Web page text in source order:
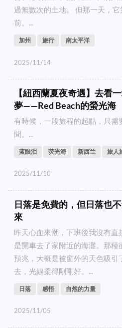
過無數次的土地。 但那一天，
前。...
加州 旅行 南太平洋
2025/11/14
【紐西蘭夏夜奇遇】去看
夢——Red Beach的螢光海
有時候，一段旅程的起點，只需
聞。...
蓝眼泪 荧光海 新西兰 旅人
2025/11/10
日落是免費的，但日落也
來
昨天心血來潮，下班後我沒有直
是開車去了家附近的海灘。那種
預兆，大概是被窗外的天色吸引
去，光線柔得剛剛好。...
日落 感悟 自然的力量
2025/11/05